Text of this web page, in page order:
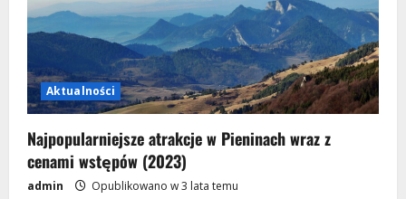
Aktualności
Najpopularniejsze atrakcje w Pieninach wraz z
cenami wstępów (2023)
admin Opublikowano w 3 lata temu